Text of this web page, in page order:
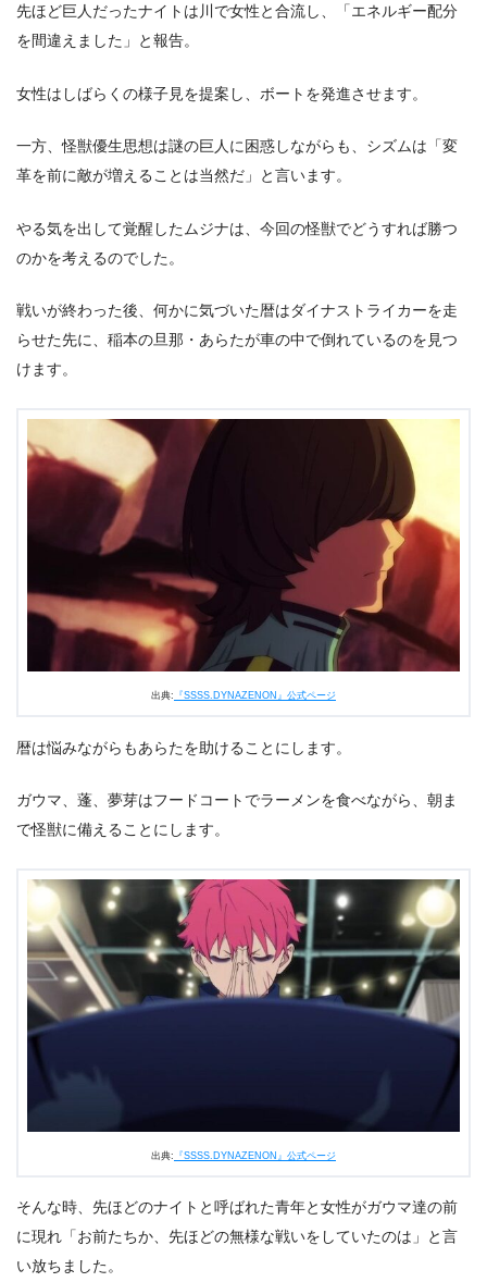
先ほど巨人だったナイトは川で女性と合流し、「エネルギー配分
を間違えました」と報告。
女性はしばらくの様子見を提案し、ボートを発進させます。
一方、怪獣優生思想は謎の巨人に困惑しながらも、シズムは「変
革を前に敵が増えることは当然だ」と言います。
やる気を出して覚醒したムジナは、今回の怪獣でどうすれば勝つ
のかを考えるのでした。
戦いが終わった後、何かに気づいた暦はダイナストライカーを走
らせた先に、稲本の旦那・あらたが車の中で倒れているのを見つ
けます。
出典: 『SSSS.DYNAZENON』公式ページ
暦は悩みながらもあらたを助けることにします。
ガウマ、蓬、夢芽はフードコートでラーメンを食べながら、朝ま
で怪獣に備えることにします。
出典: 『SSSS.DYNAZENON』公式ページ
そんな時、先ほどのナイトと呼ばれた青年と女性がガウマ達の前
に現れ「お前たちか、先ほどの無様な戦いをしていたのは」と言
い放ちました。